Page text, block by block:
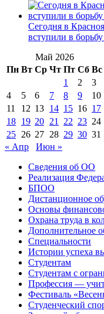
Сегодня в
вступили в
Май 2026
Пн Вт Ср Чт Пт Сб Вс
1
2
3
4
5 6 7 8 9
10
11
12 13 14 15 16 17
18 19 20 21 22 23 24
25 26 27 28 29 30 31
« Апр
Июн »
Сведения об ОО
Реализация
БПОО
Дистанционное
Основы
Охрана труда в
Дополнительное
Специальности
Истории успеха
Студентам
Студентам с
Профессия —
Фестиваль
Студенческий